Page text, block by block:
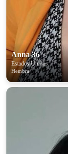
Anna 36
Estados Unidos
Hembra